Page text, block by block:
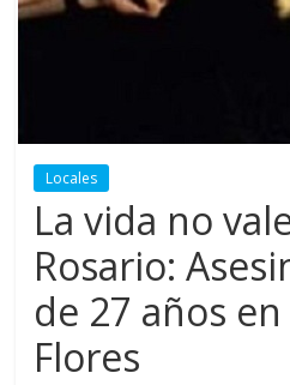
Locales
La vida no
Rosario:
de 27 años
Flores